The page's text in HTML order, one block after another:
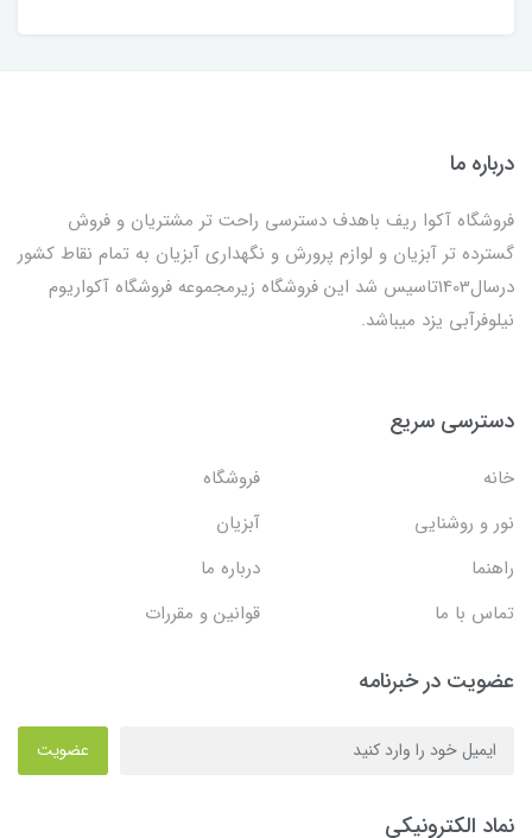
درباره ما
فروشگاه آکوا ریف باهدف دسترسی راحت تر مشتریان و فروش
گسترده تر آبزیان و لوازم پرورش و نگهداری آبزیان به تمام نقاط کشور
درسال1403تاسیس شد این فروشگاه زیرمجموعه فروشگاه آکواریوم
نیلوفرآبی یزد میباشد.
دسترسی سریع
خانه
فروشگاه
نور و روشنایی
آبزیان
راهنما
درباره ما
تماس با ما
قوانین و مقررات
عضویت در خبرنامه
عضویت
نماد الکترونیکی